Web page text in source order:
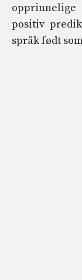
positiv
språk født